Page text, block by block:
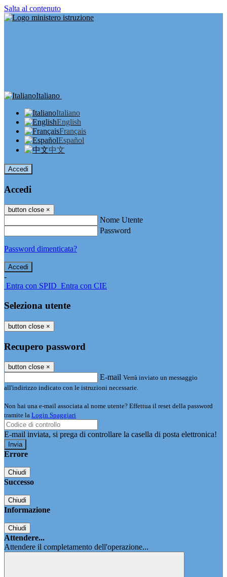
Salta al contenuto
Italiano
Italiano
English
Français
Español
中文
Accedi
Accedi
button close ×
Nome Utente
Password
Password dimenticata?
-
Entra con SPID Entra con CIE
Seleziona utente
button close ×
Recupero password
button close ×
E-mail Verrà inviato un messaggio
all'indirizzo indicato con le istruzioni necessarie.
Non hai una e-mail associata al nome utente? Effettua il reset della password
tramite la Login Spaggiari
E-mail inviata, si prega di controllare la casella di posta elettronica!
Errore
Chiudi
Successo
Chiudi
Informazione
Chiudi
Attendere...
Attendere il completamento dell'operazione...